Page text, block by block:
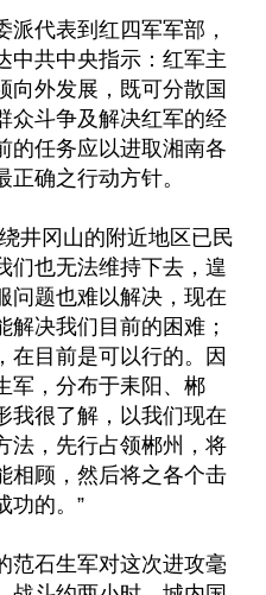
代表到红四军军部，
中共中央指示：红军主
向外发展，既可分散国
众斗争及解决红军的经
的任务应以进取湘南各
正确之行动方针。
井冈山的附近地区已民
们也无法维持下去，遑
问题也难以解决，现在
决我们目前的困难；
在目前是可以行的。因
军，分布于耒阳、郴
我很了解，以我们现在
法，先行占领郴州，将
相顾，然后将之各个击
功的。”
范石生军对这次进攻毫